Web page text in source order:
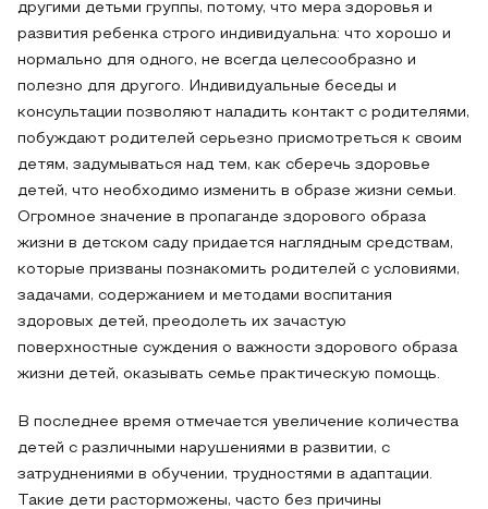
другими детьми группы, потому, что мера здоровья и
развития ребенка строго индивидуальна: что хорошо и
нормально для одного, не всегда целесообразно и
полезно для другого. Индивидуальные беседы и
консультации позволяют наладить контакт с родителями,
побуждают родителей серьезно присмотреться к своим
детям, задумываться над тем, как сберечь здоровье
детей, что необходимо изменить в образе жизни семьи.
Огромное значение в пропаганде здорового образа
жизни в детском саду придается наглядным средствам,
которые призваны познакомить родителей с условиями,
задачами, содержанием и методами воспитания
здоровых детей, преодолеть их зачастую
поверхностные суждения о важности здорового образа
жизни детей, оказывать семье практическую помощь.
В последнее время отмечается увеличение количества
детей с различными нарушениями в развитии, с
затруднениями в обучении, трудностями в адаптации.
Такие дети расторможены, часто без причины